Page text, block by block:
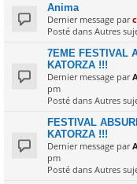
Anima
Dernier message par
Posté dans Autres
7EME FESTIVAL
KATORZA !!!
Dernier message par
pm
Posté dans Autres
FESTIVAL
KATORZA !!!
Dernier message par
pm
Posté dans Autres